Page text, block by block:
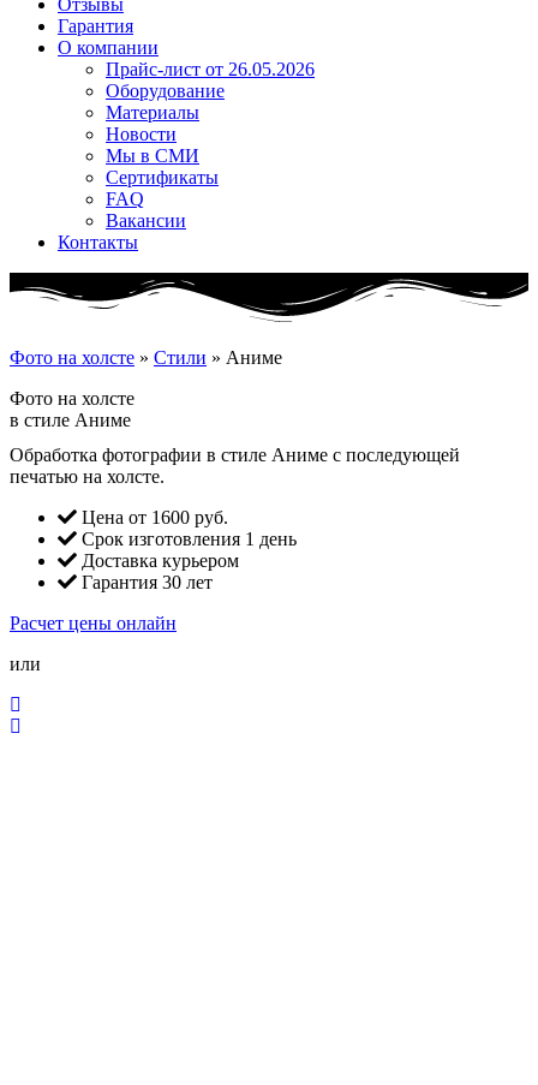
Отзывы
Гарантия
О компании
Прайс-лист от 26.05.2026
Оборудование
Материалы
Новости
Мы в СМИ
Сертификаты
FAQ
Вакансии
Контакты
Фото на холсте » Стили » Аниме
Фото на холсте
в стиле Аниме
Обработка фотографии в стиле Аниме с последующей
печатью на холсте.
Цена от 1600 руб.
Срок изготовления 1 день
Доставка курьером
Гарантия 30 лет
Расчет цены онлайн
или